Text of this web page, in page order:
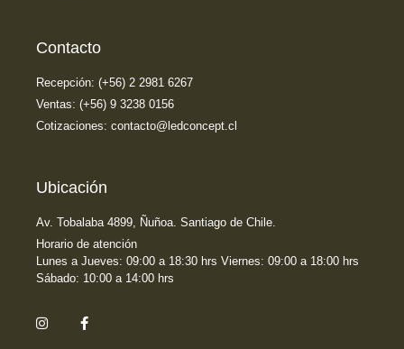
Contacto
Recepción: (+56) 2 2981 6267
Ventas: (+56) 9 3238 0156
Cotizaciones: contacto@ledconcept.cl
Ubicación
Av. Tobalaba 4899, Ñuñoa. Santiago de Chile.
Horario de atención
Lunes a Jueves: 09:00 a 18:30 hrs Viernes: 09:00 a 18:00 hrs
Sábado: 10:00 a 14:00 hrs